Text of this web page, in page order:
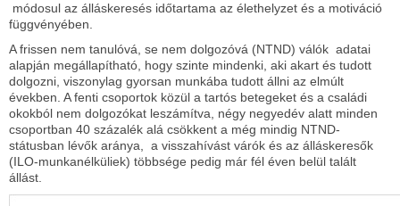
módosul az álláskeresés időtartama az élethelyzet és a motiváció
függvényében.
A frissen nem tanulóvá, se nem dolgozóvá (NTND) válók adatai
alapján megállapítható, hogy szinte mindenki, aki akart és tudott
dolgozni, viszonylag gyorsan munkába tudott állni az elmúlt
években. A fenti csoportok közül a tartós betegeket és a családi
okokból nem dolgozókat leszámítva, négy negyedév alatt minden
csoportban 40 százalék alá csökkent a még mindig NTND-
státusban lévők aránya, a visszahívást várók és az álláskeresők
(ILO-munkanélküliek) többsége pedig már fél éven belül talált
állást.